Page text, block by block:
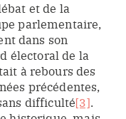
et de la
parlementaire,
dans son
électoral de la
à rebours des
précédentes,
difficulté[3].